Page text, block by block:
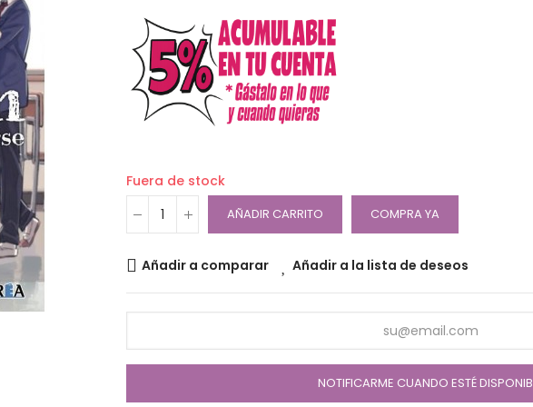
Fuera de stock
AÑADIR CARRITO COMPRA YA
Añadir a comparar Añadir a la lista de deseos
NOTIFICARME CUANDO ESTÉ